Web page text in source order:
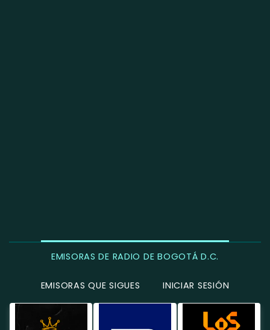
EMISORAS DE RADIO DE BOGOTÁ D.C.
EMISORAS QUE SIGUES INICIAR SESIÓN